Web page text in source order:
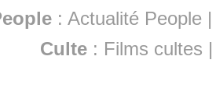
:Actualité People
Culte : Films cultes